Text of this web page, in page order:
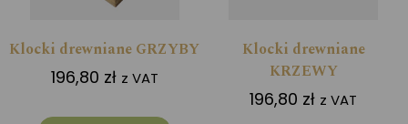
Klocki drewniane GRZYBY
196,80 zł z VAT
Klocki drewniane
KRZEWY
196,80 zł z VAT